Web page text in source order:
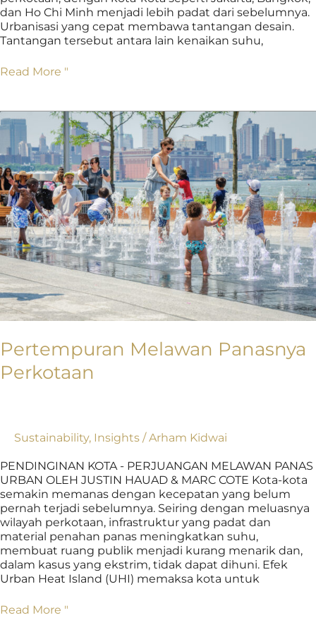
dan Ho Chi Minh menjadi lebih padat dari sebelumnya.
Urbanisasi yang cepat membawa tantangan desain.
Tantangan tersebut antara lain kenaikan suhu,
Read More "
Pertempuran Melawan Panasnya
Perkotaan
Sustainability, Insights /Arham Kidwai
PENDINGINAN KOTA - PERJUANGAN MELAWAN PANAS
URBAN OLEH JUSTIN HAUAD & MARC COTE Kota-kota
semakin memanas dengan kecepatan yang belum
pernah terjadi sebelumnya. Seiring dengan meluasnya
wilayah perkotaan, infrastruktur yang padat dan
material penahan panas meningkatkan suhu,
membuat ruang publik menjadi kurang menarik dan,
dalam kasus yang ekstrim, tidak dapat dihuni. Efek
Urban Heat Island (UHI) memaksa kota untuk
Pertempuran
Melawan
Panasnya
Udara
Perkotaan
Read More "